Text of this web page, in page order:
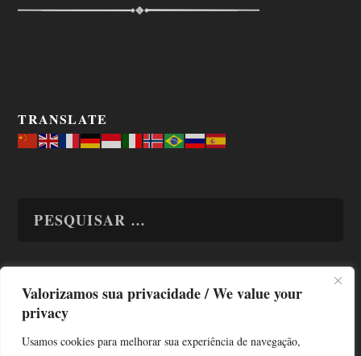
Valorizamos sua privacidade / We value your
privacy
Usamos cookies para melhorar sua experiência de navegação,
TRANSLATE
TODAS OS ASSUNTOS